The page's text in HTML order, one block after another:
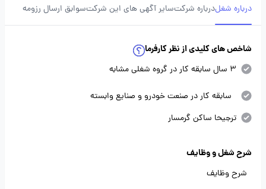
درباره شغلدرباره شرکتسایر آگهی های این شرکتسوابق ارسال رزومه
شاخص های کلیدی از نظر کارفرما
3 سال سابقه کار در گروه شغلی مشابه
سابقه کار در صنعت خودرو و صنایع وابسته
ترجیحا ساکن گرمسار
شرح شغل و وظایف
شرح وظایف